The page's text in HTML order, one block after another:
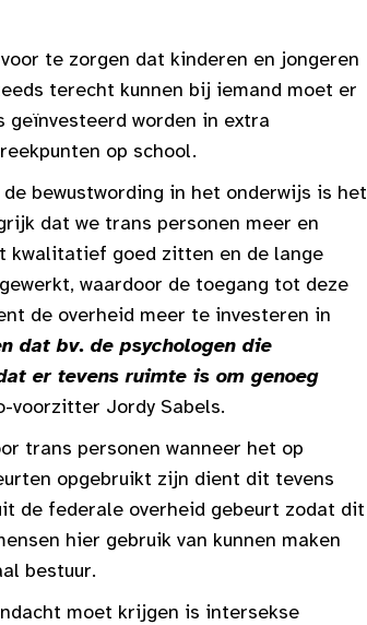
te zorgen dat kinderen en jongeren
terecht kunnen bij iemand moet er
geïnvesteerd worden in extra
op school.
de bewustwording in het onderwijs is het
dat we trans personen meer en
kwalitatief goed zitten en de lange
waardoor de toegang tot deze
de overheid meer te investeren in
dat bv. de psychologen die
er tevens ruimte is om genoeg
voorzitter Jordy Sabels.
trans personen wanneer het op
opgebruikt zijn dient dit tevens
de federale overheid gebeurt zodat dit
hier gebruik van kunnen maken
bestuur.
moet krijgen is intersekse